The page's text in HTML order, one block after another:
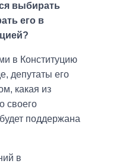
выбирать
его в
в Конституцию
депутаты его
какая из
своего
поддержана
в